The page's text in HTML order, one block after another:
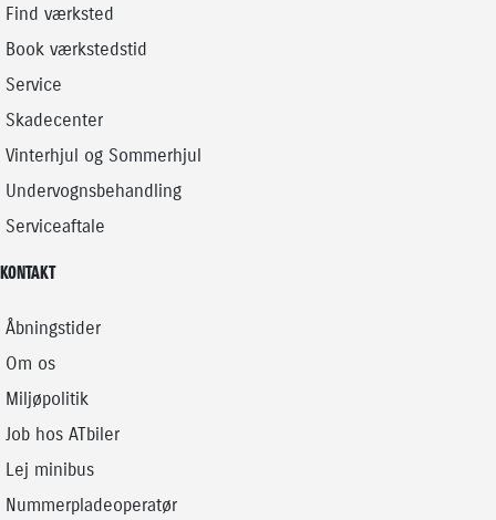
Find værksted
Book værkstedstid
Service
Skadecenter
Vinterhjul og Sommerhjul
Undervognsbehandling
Serviceaftale
KONTAKT
Åbningstider
Om os
Miljøpolitik
Job hos ATbiler
Lej minibus
Nummerpladeoperatør